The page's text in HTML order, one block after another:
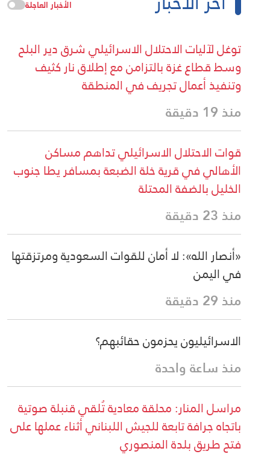
الأخبار العاجلة
توغل لآليات الاحتلال الاسرائيلي شرق دير البلح
وسط قطاع غزة بالتزامن مع إطلاق نار كثيف
وتنفيذ أعمال تجريف في المنطقة
منذ 19 دقيقة
قوات الاحتلال الاسرائيلي تداهم مساكن
الأهالي في قرية خلة الضبعة بمسافر يطا جنوب
الخليل بالضفة المحتلة
منذ 23 دقيقة
«أنصار الله»: لا أمان للقوات السعودية ومرتزقتها
في اليمن
منذ 29 دقيقة
الاسرائيليون يحزمون حقائبهم؟
منذ ساعة واحدة
مراسل المنار: محلقة معادية تُلقي قنبلة صوتية
باتجاه جرافة تابعة للجيش اللبناني أثناء عملها على
فتح طريق بلدة المنصوري